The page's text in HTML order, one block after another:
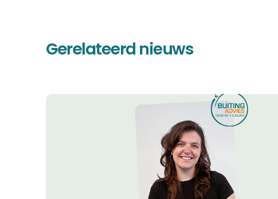
Gerelateerd nieuws